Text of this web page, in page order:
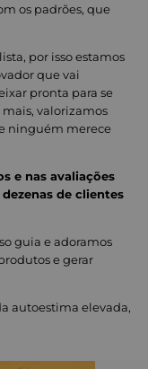
os padrões, que
por isso estamos
que vai
pronta para se
valorizamos
ninguém merece
e nas avaliações
de clientes
guia e adoramos
e gerar
autoestima elevada,